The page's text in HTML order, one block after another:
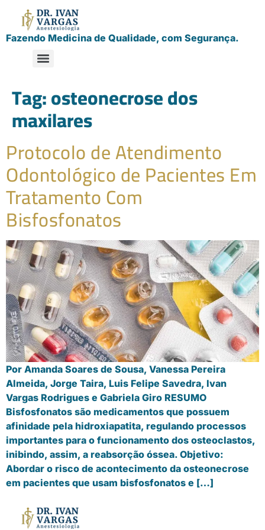
Fazendo Medicina de Qualidade, com Segurança.
Tag:osteonecrose dos
maxilares
Protocolo de Atendimento
Odontológico de Pacientes Em
Tratamento Com
Bisfosfonatos
Por Amanda Soares de Sousa, Vanessa Pereira
Almeida, Jorge Taira, Luis Felipe Savedra, Ivan
Vargas Rodrigues e Gabriela Giro RESUMO
Bisfosfonatos são medicamentos que possuem
afinidade pela hidroxiapatita, regulando processos
importantes para o funcionamento dos osteoclastos,
inibindo, assim, a reabsorção óssea. Objetivo:
Abordar o risco de acontecimento da osteonecrose
em pacientes que usam bisfosfonatos e […]